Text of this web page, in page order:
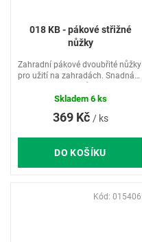
018 KB - pákové střižné
nůžky
369 Kč / ks
DO KOŠÍKU
Zahradní pákové dvoubřité nůžky
pro užití na zahradách. Snadná
rukojeť pro snadné uchycení.
Skladem 6 ks
Kód: 015406